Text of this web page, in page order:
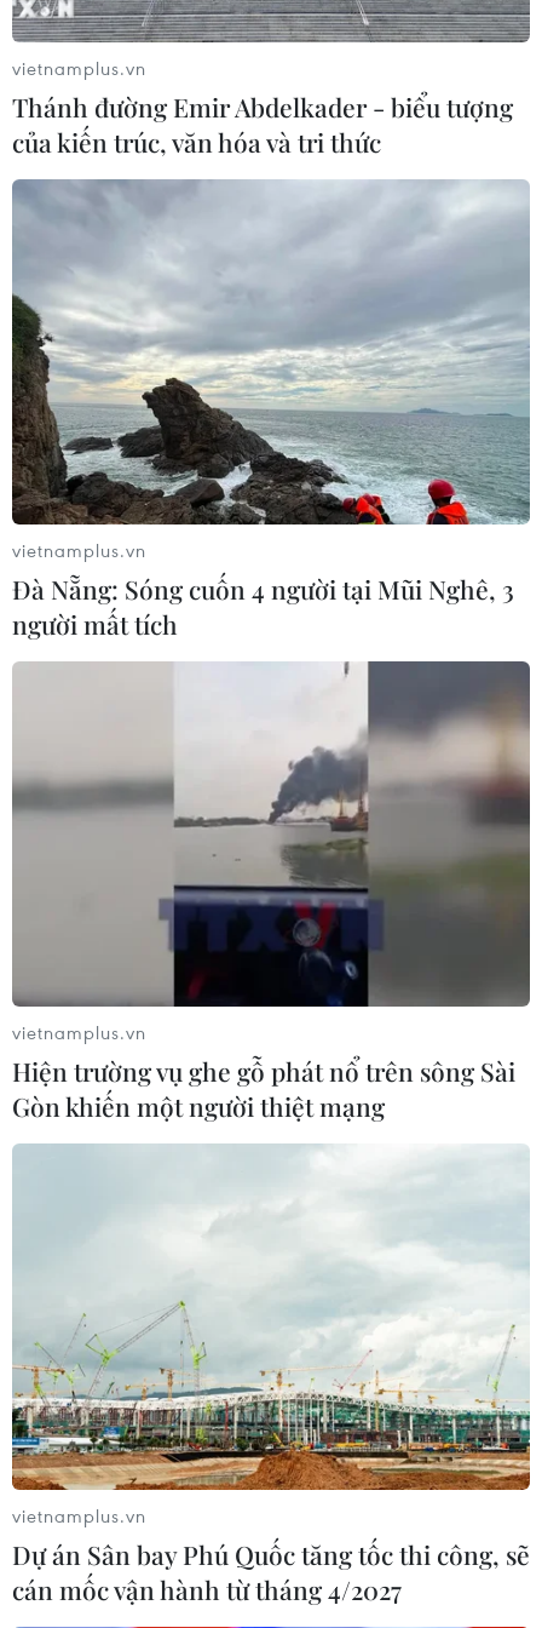
vietnamplus.vn
Thánh đường Emir Abdelkader - biểu tượng
của kiến trúc, văn hóa và tri thức
vietnamplus.vn
Đà Nẵng: Sóng cuốn 4 người tại Mũi Nghê, 3
người mất tích
vietnamplus.vn
Hiện trường vụ ghe gỗ phát nổ trên sông Sài
Gòn khiến một người thiệt mạng
vietnamplus.vn
Dự án Sân bay Phú Quốc tăng tốc thi công, sẽ
cán mốc vận hành từ tháng 4/2027